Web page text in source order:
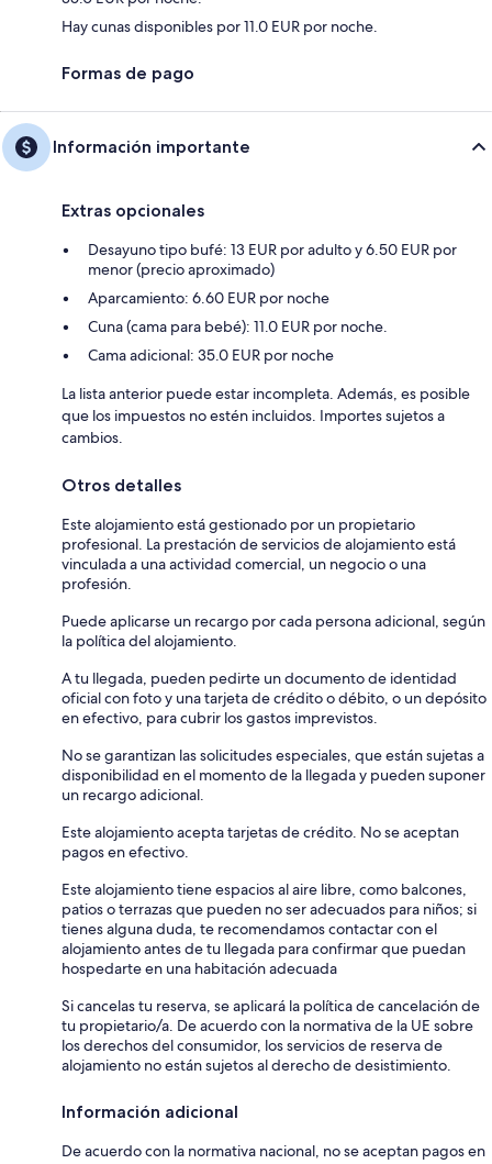
Hay cunas disponibles por 11.0 EUR por noche.
Formas de pago
Información importante
Extras opcionales
Desayuno tipo bufé: 13 EUR por adulto y 6.50 EUR por
menor (precio aproximado)
Aparcamiento: 6.60 EUR por noche
Cuna (cama para bebé): 11.0 EUR por noche.
Cama adicional: 35.0 EUR por noche
La lista anterior puede estar incompleta. Además, es posible
que los impuestos no estén incluidos. Importes sujetos a
cambios.
Otros detalles
Este alojamiento está gestionado por un propietario
profesional. La prestación de servicios de alojamiento está
vinculada a una actividad comercial, un negocio o una
profesión.
Puede aplicarse un recargo por cada persona adicional, según
la política del alojamiento.
A tu llegada, pueden pedirte un documento de identidad
oficial con foto y una tarjeta de crédito o débito, o un depósito
en efectivo, para cubrir los gastos imprevistos.
No se garantizan las solicitudes especiales, que están sujetas a
disponibilidad en el momento de la llegada y pueden suponer
un recargo adicional.
Este alojamiento acepta tarjetas de crédito. No se aceptan
pagos en efectivo.
Este alojamiento tiene espacios al aire libre, como balcones,
patios o terrazas que pueden no ser adecuados para niños; si
tienes alguna duda, te recomendamos contactar con el
alojamiento antes de tu llegada para confirmar que puedan
hospedarte en una habitación adecuada
Si cancelas tu reserva, se aplicará la política de cancelación de
tu propietario/a. De acuerdo con la normativa de la UE sobre
los derechos del consumidor, los servicios de reserva de
alojamiento no están sujetos al derecho de desistimiento.
Información adicional
De acuerdo con la normativa nacional, no se aceptan pagos en